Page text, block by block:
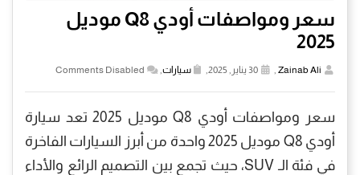
سعر ومواصفات أودي Q8 موديل
2025
Zainab Ali
, سيارات,
Comments Disabled
سعر ومواصفات أودي Q8 موديل 2025 تعد سيارة
أودي Q8 موديل 2025 واحدة من أبرز السيارات الفاخرة
في فئة الـ SUV، حيث تجمع بين التصميم الرائع والأداء